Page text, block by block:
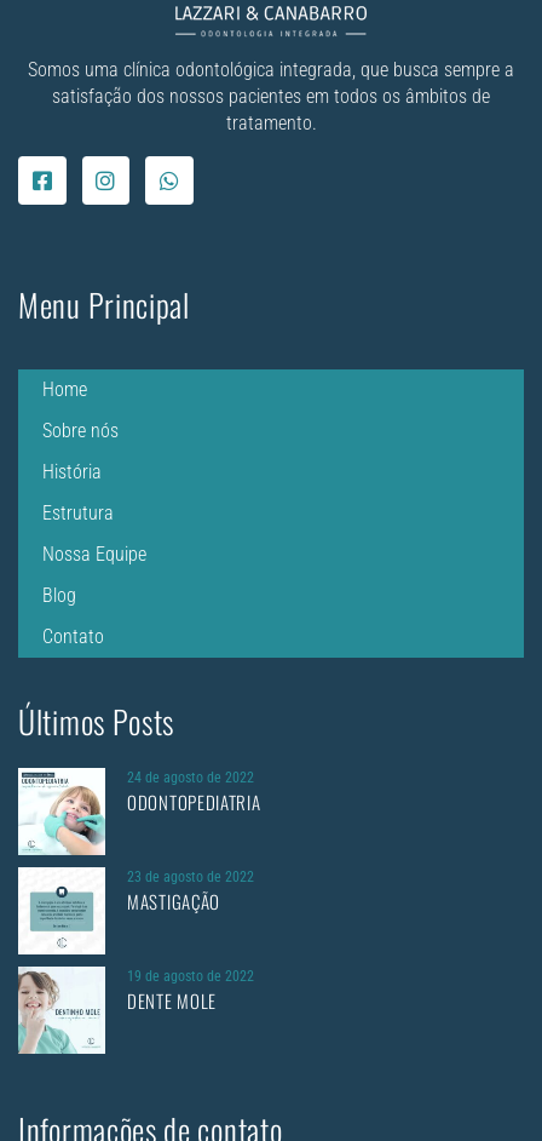
Somos uma clínica odontológica integrada, que busca sempre a
satisfação dos nossos pacientes em todos os âmbitos de
tratamento.
Menu Principal
Home
Sobre nós
História
Estrutura
Nossa Equipe
Blog
Contato
Últimos Posts
24 de agosto de 2022
ODONTOPEDIATRIA
23 de agosto de 2022
MASTIGAÇÃO
19 de agosto de 2022
DENTE MOLE
Informações de contato